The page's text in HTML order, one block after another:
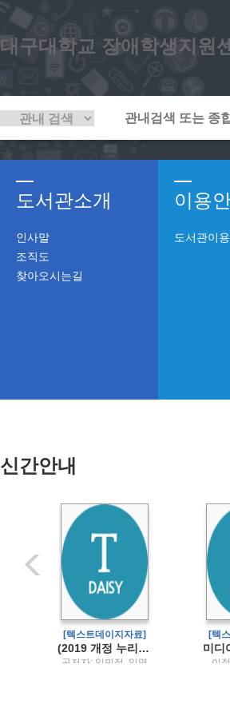
대구대학교 장애학생지원
도서관소개
인사말
조직도
찾아오시는길
이용
도서관이
신간안내
[텍스트데이지자료]
(2019 개정 누리과정·2024 개정 표준보육과정을 반영한) 영유아건강교육
공저자: 임민정, 임영
[텍
이